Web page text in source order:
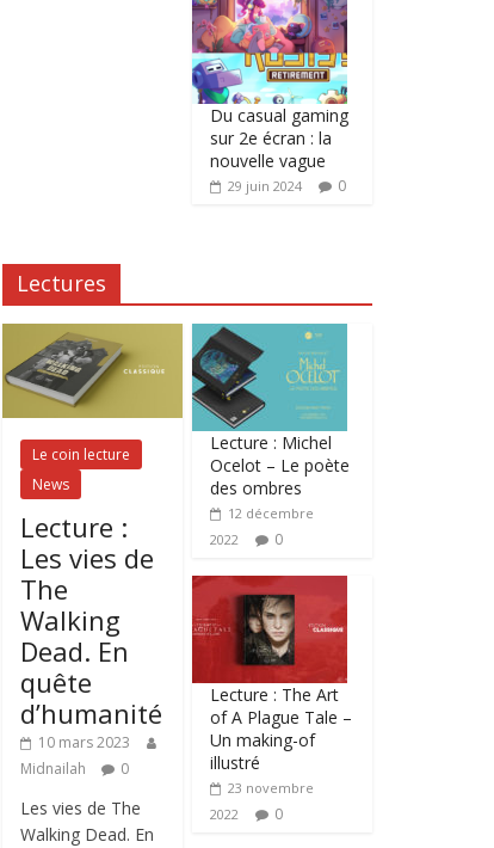
Du casual gaming
sur 2e écran : la
nouvelle vague
29 juin 2024 0
Lectures
Le coin lecture
News
Lecture :
Les vies de
The
Walking
Dead. En
quête
d’humanité
10 mars 2023
Midnailah
0
Les vies de The
Walking Dead. En
Lecture : Michel
Ocelot – Le poète
des ombres
12 décembre
2022
0
Lecture : The Art
of A Plague Tale –
Un making-of
illustré
23 novembre
2022
0